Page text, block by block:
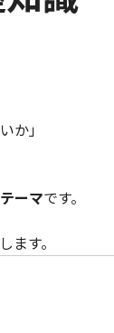
か」
ーマです。
ます。